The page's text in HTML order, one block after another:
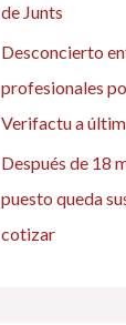
de Junts
Desconcierto
profesionales
Verifactu a
Después de 18
puesto queda
cotizar